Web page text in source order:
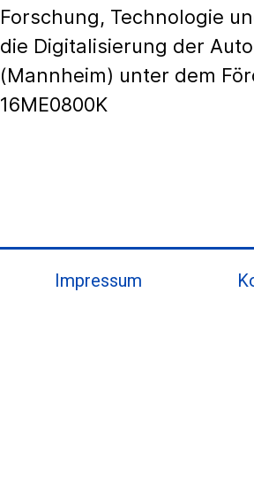
Forschung, Technologie
die Digitalisierung der
(Mannheim) unter dem
16ME0800K
Impressum